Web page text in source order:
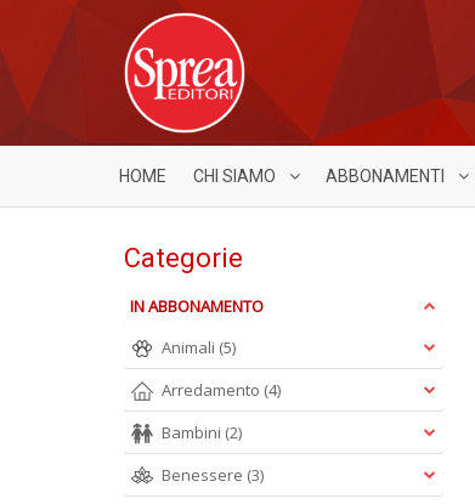
HOME CHI SIAMO ABBONAMENTI
Categorie
IN ABBONAMENTO
Animali (5)
Arredamento (4)
Bambini (2)
Benessere (3)